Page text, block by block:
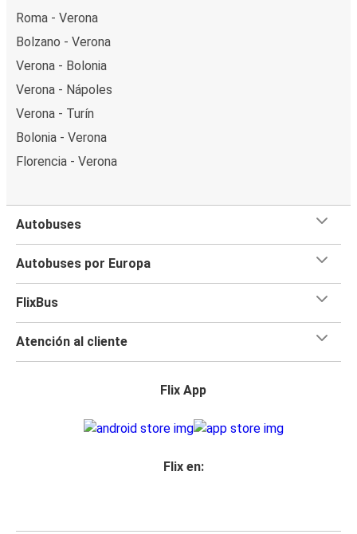
Roma - Verona
Bolzano - Verona
Verona - Bolonia
Verona - Nápoles
Verona - Turín
Bolonia - Verona
Florencia - Verona
Autobuses
Autobuses por Europa
FlixBus
Atención al cliente
Flix App
Flix en: